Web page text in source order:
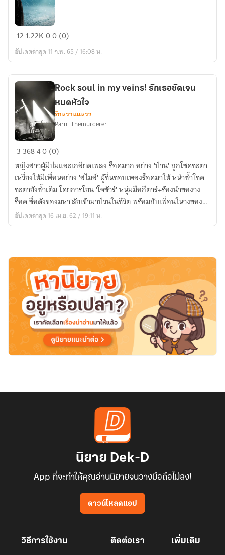
For
12 1.22K00 (0)
อัปเดตล่าสุด 11 ก.พ. 65 / 16:08 น.
Rock
soul
in
my
veins!
รัก
เธอ
หัวใจ
Rock soul in my veins! รักเธอชัดเจน
หมดหัวใจ
รักหวานแหวว
Parn_Themurderer
3 36840 (0)
หญิงสาวผู้มีปมและเกลียดเพลง ร็อคมาก อย่าง 'ป่าน' ถูกโชคชะตา
เหวี่ยงให้มีเพื่อนอย่าง 'สไมล์' ผู้ชื่นชอบเพลงร็อคมาให้ หนำซ้ำโชค
ชะตายังซ้ำเติม โดยการโยน 'โจชัวร์' หนุ่มมือกีตาร์+ร้องนำของวง
ร็อค ชื่อดังของมหา'ลัยเข้ามาป่วนในชีวิต พร้อมกับเพื่อนในวงของ
เขา ปมของเธอ
อัปเดตล่าสุด 16 เม.ย. 62 / 19:11 น.
นิยาย Dek-D
App ที่จะทำให้คุณอ่านนิยายจนวางมือถือไม่ลง!
ดาวน์โหลดแอป
วิธีการใช้งาน ติดต่อเรา เพิ่มเติม